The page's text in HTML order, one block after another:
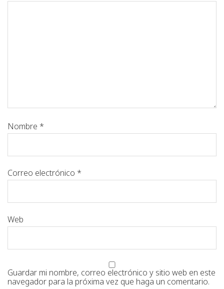
Nombre *
Correo electrónico *
Web
Guardar mi nombre, correo electrónico y sitio web en este
navegador para la próxima vez que haga un comentario.